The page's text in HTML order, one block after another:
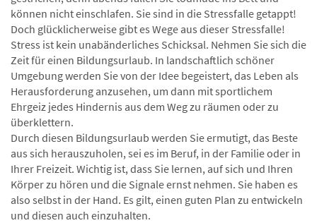
können nicht einschlafen. Sie sind in die Stressfalle getappt!
Doch glücklicherweise gibt es Wege aus dieser Stressfalle!
Stress ist kein unabänderliches Schicksal. Nehmen Sie sich die
Zeit für einen Bildungsurlaub. In landschaftlich schöner
Umgebung werden Sie von der Idee begeistert, das Leben als
Herausforderung anzusehen, um dann mit sportlichem
Ehrgeiz jedes Hindernis aus dem Weg zu räumen oder zu
überklettern.
Durch diesen Bildungsurlaub werden Sie ermutigt, das Beste
aus sich herauszuholen, sei es im Beruf, in der Familie oder in
Ihrer Freizeit. Wichtig ist, dass Sie lernen, auf sich und Ihren
Körper zu hören und die Signale ernst nehmen. Sie haben es
also selbst in der Hand. Es gilt, einen guten Plan zu entwickeln
und diesen auch einzuhalten.